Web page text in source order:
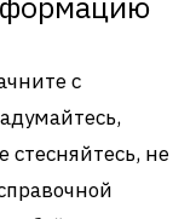
с
не